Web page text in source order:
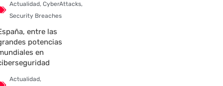
Actualidad, CyberAttacks,
Security Breaches
entre las
potencias
en
Actualidad,